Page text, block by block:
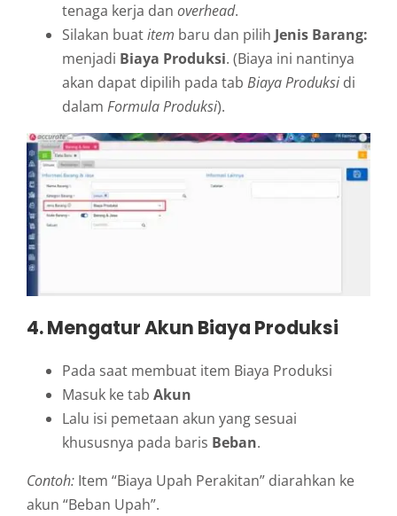
tenaga kerja dan overhead.
Silakan buatitem baru dan pilih Jenis Barang:
menjadi Biaya Produksi. (Biaya ini nantinya
akan dapat dipilih pada tab Biaya Produksi di
dalam Formula Produksi).
4. Mengatur Akun Biaya Produksi
Pada saat membuat item Biaya Produksi
Masuk ke tab Akun
Lalu isi pemetaan akun yang sesuai
khususnya pada baris Beban.
Contoh: Item “Biaya Upah Perakitan” diarahkan ke
akun “Beban Upah”.